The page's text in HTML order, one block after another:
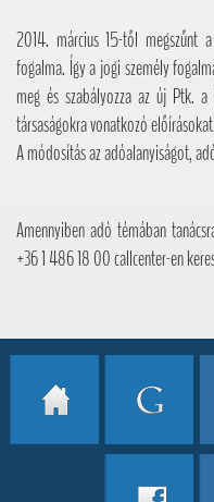
2014. március 15-től megszűnt
fogalma. Így a jogi személy
meg és szabályozza az új Ptk.
társaságokra vonatkozó előírásokat.
A módosítás az adóalanyiságot,
Amennyiben adó témában
+36 1 486 18 00 callcenter-en